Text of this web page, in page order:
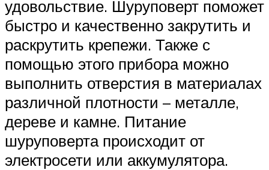
удовольствие. Шуруповерт поможет
быстро и качественно закрутить и
раскрутить крепежи. Также с
помощью этого прибора можно
выполнить отверстия в материалах
различной плотности – металле,
дереве и камне. Питание
шуруповерта происходит от
электросети или аккумулятора.